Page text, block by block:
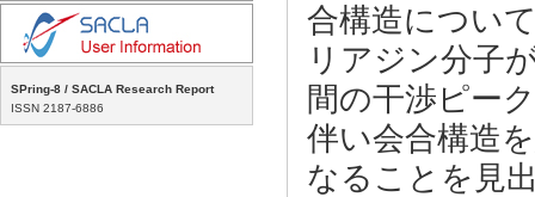
SPring-8 / SACLA Research Report
ISSN 2187-6886
合構造につい
リアジン分子
間の干渉ピー
伴い会合構造
なることを見